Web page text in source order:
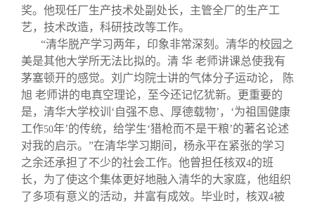
奖。他现任厂生产技术处副处长，主管全厂的生产工
艺，技术改造，科研技改等工作。
“清华脱产学习两年，印象非常深刻。清华的校园之
美是其他大学所无法比拟的。清 华 老师讲课总使我有
茅塞顿开的感觉。刘广均院士讲的气体分子运动论， 陈
旭 老师讲的电真空理论，至今还记忆犹新。更重要的
是，清华大学校训‘自强不息、厚德载物’，‘为祖国健康
工作50年’的传统，给学生‘猎枪而不是干粮’的著名论述
对我的启示。”在清华学习期间，杨永平在紧张的学习
之余还承担了不少的社会工作。他曾担任核双4的班
长，为了使这个集体更好地融入清华的大家庭，他组织
了多项有意义的活动，并富有成效。毕业时，核双4被